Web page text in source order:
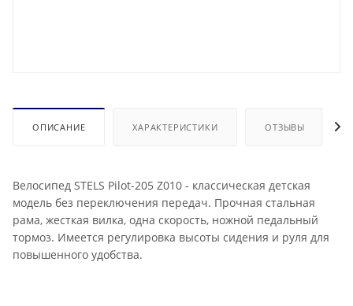
ОПИСАНИЕ ХАРАКТЕРИСТИКИ ОТЗЫВЫ
Велосипед STELS Pilot-205 Z010 - классическая детская
модель без переключения передач. Прочная стальная
рама, жесткая вилка, одна скорость, ножной педальный
тормоз. Имеется регулировка высоты сидения и руля для
повышенного удобства.